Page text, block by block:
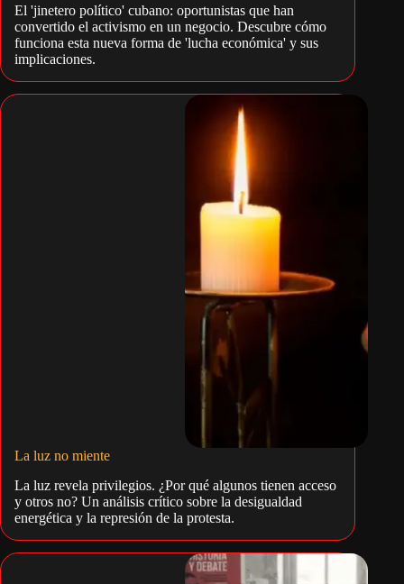
El 'jinetero político' cubano: oportunistas que han
convertido el activismo en un negocio. Descubre cómo
funciona esta nueva forma de 'lucha económica' y sus
implicaciones.
La luz no miente
La luz revela privilegios. ¿Por qué algunos tienen acceso
y otros no? Un análisis crítico sobre la desigualdad
energética y la represión de la protesta.